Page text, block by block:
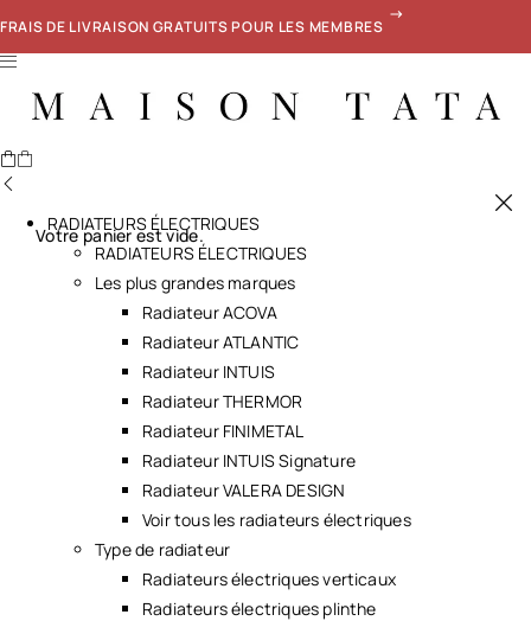
FRAIS DE LIVRAISON GRATUITS POUR LES MEMBRES
Votre panier est vide.
RADIATEURS ÉLECTRIQUES
RADIATEURS ÉLECTRIQUES
Les plus grandes marques
Radiateur ACOVA
Radiateur ATLANTIC
Radiateur INTUIS
Radiateur THERMOR
Radiateur FINIMETAL
Radiateur INTUIS Signature
Radiateur VALERA DESIGN
Voir tous les radiateurs électriques
Type de radiateur
Radiateurs électriques verticaux
Radiateurs électriques plinthe